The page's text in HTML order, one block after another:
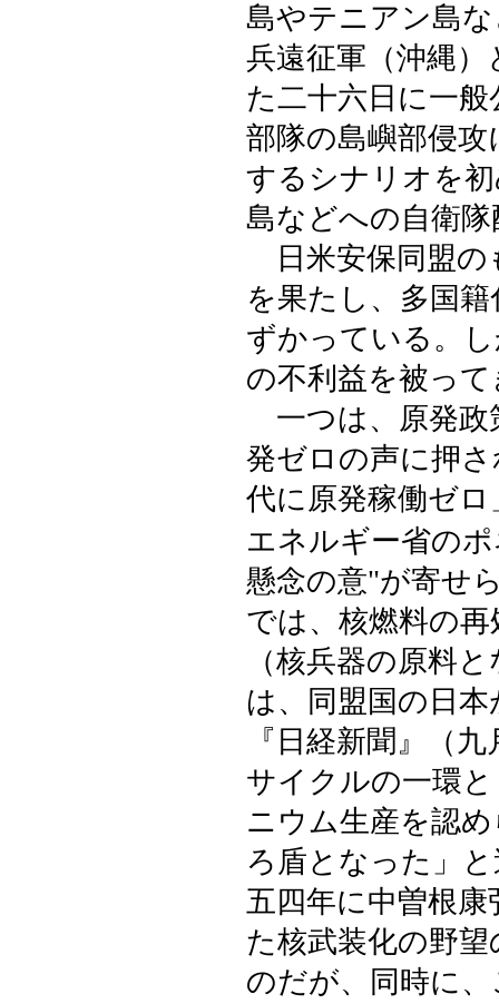
島やテニアン島
兵遠征軍（沖縄
た二十六日に一
部隊の島嶼部侵
するシナリオを
島などへの自衛
日米安保同盟の
を果たし、多国
ずかっている。
の不利益を被っ
一つは、原発政
発ゼロの声に押
代に原発稼働ゼ
エネルギー省の
懸念の意"が寄せ
では、核燃料の
（核兵器の原料
は、同盟国の日
『日経新聞』（
サイクルの一環
ニウム生産を認
ろ盾となった」
五四年に中曽根
た核武装化の野
のだが、同時に